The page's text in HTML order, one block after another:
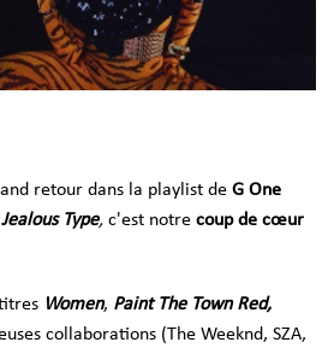
retour dans la playlist de G One
Jealous Type, c'est notre coup de cœur
Women, Paint The Town Red,
collaborations (The Weeknd, SZA,